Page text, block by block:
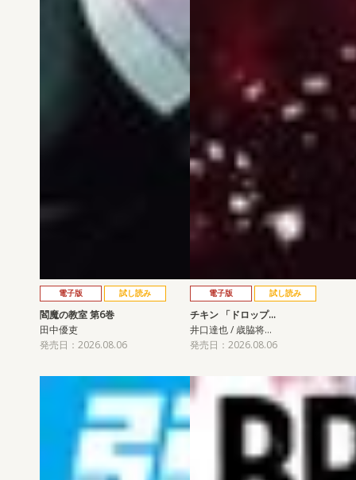
電子版 試し読み
閻魔の教室 第6巻
田中優吏
発売日：2026.08.06
電子版 試し読み
チキン 「ドロップ…
井口達也 / 歳脇将…
発売日：2026.08.06